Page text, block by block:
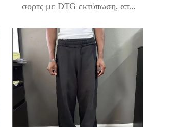
σορτς με DTG εκτύπωση, από
διακοσμημένα, χαλαρά, φαρδιά
πόδια, ξεβγασμένα από τον
ήλιο, με οξικό ξέβγασμα, σορτς
τζόγκινγκ